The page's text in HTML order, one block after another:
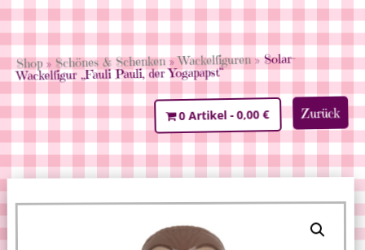
Shop»Schönes & Schenken»Wackelfiguren» Solar-
Wackelfigur „Fauli Pauli, der Yogapapst“
Zurück
0 Artikel 0,00 €